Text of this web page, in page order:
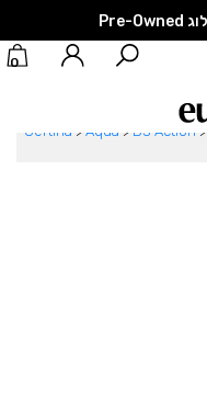
0
Certina > Aqua > DS Action >